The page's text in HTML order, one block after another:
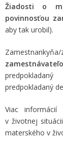
Žiadosti o
povinnosťou
aby tak urobil).
predpokladaný
Viac
v životnej situácii
materského v